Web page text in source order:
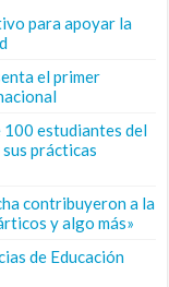
para apoyar la
el primer
100 estudiantes del
prácticas
contribuyeron a la
y algo más»
de Educación